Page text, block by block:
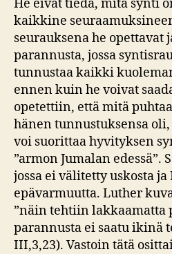
He eivät tiedä, mitä synti
kaikkine
seurauksena he opettavat
parannusta, jossa
tunnustaa kaikki
ennen kuin he voivat
opetettiin, että mitä
hänen tunnustuksensa
voi suorittaa hyvityksen
”armon Jumalan edessä”.
jossa ei välitetty uskosta
epävarmuutta. Luther
”näin tehtiin lakkaamatta
parannusta ei saatu ikinä
III,3,23). Vastoin tätä